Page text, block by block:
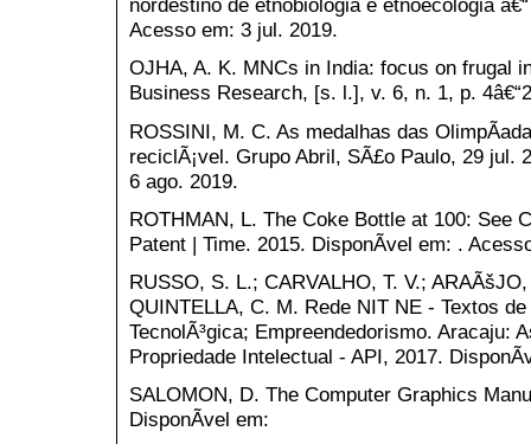
nordestino de etnobiologia e etnoecologia
Acesso em: 3 jul. 2019.
OJHA, A. K. MNCs in India: focus on frugal
Business Research, [s. l.], v. 6, n. 1, p.
ROSSINI, M. C. As medalhas das
reciclÃ¡vel. Grupo Abril, SÃ£o Paulo, 29 jul.
6 ago. 2019.
ROTHMAN, L. The Coke Bottle at 100: See
Patent | Time. 2015. DisponÃ­vel em: .
RUSSO, S. L.; CARVALHO, T. V.;
QUINTELLA, C. M. Rede NIT NE - Textos
TecnolÃ³gica; Empreendedorismo. Aracaju:
Propriedade Intelectual - API, 2017.
SALOMON, D. The Computer Graphics
DisponÃ­vel em: